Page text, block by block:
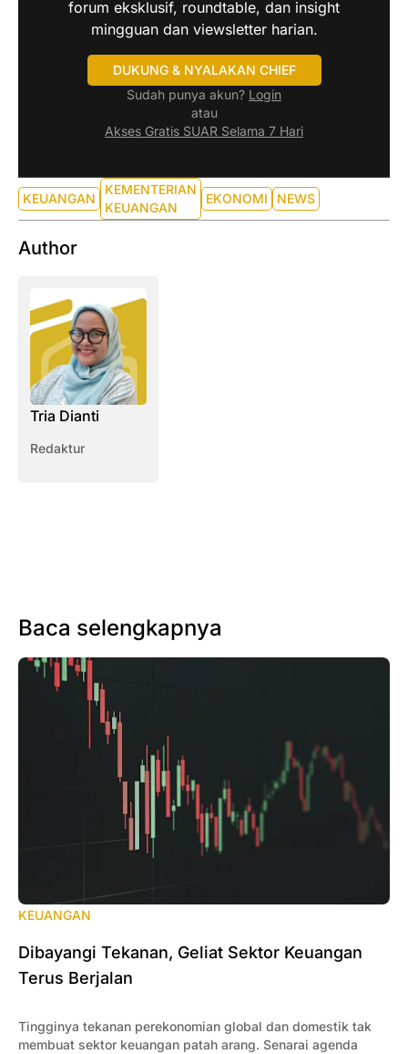
forum eksklusif, roundtable, dan insight
mingguan dan viewsletter harian.
DUKUNG & NYALAKAN CHIEF
Sudah punya akun? Login
atau
Akses Gratis SUAR Selama 7 Hari
KEUANGAN
KEMENTERIAN
KEUANGAN
EKONOMI NEWS
Author
Tria Dianti
Redaktur
Baca selengkapnya
KEUANGAN
Dibayangi Tekanan, Geliat Sektor Keuangan
Terus Berjalan
Tingginya tekanan perekonomian global dan domestik tak
membuat sektor keuangan patah arang. Senarai agenda